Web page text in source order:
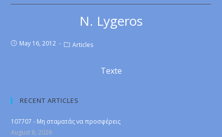
N. Lygeros
May 16, 2012 Articles
Texte
RECENT ARTICLES
107707 - Μη σταματάς να προσφέρεις
August 8, 2026